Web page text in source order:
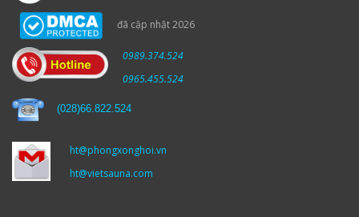
đã cập nhật 2026
0989.374.524
0965.455.524
(028)66.822.524
ht@phongxonghoi.vn
ht@vietsauna.com